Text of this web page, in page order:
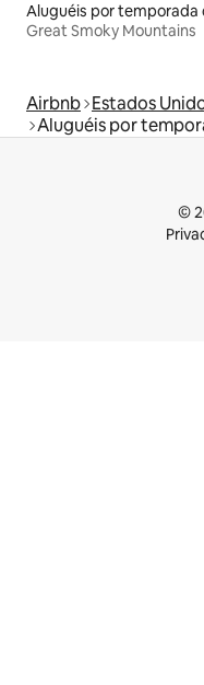
Great Smoky Mountains
Airbnb Estados
Aluguéis por
©